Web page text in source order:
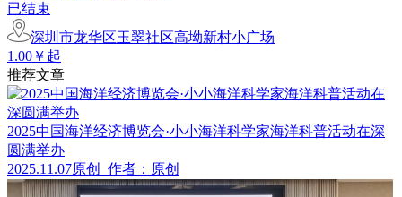
已结束
深圳市龙华区玉翠社区高坳新村小广场
1.00￥起
推荐文章
2025中国海洋经济博览会·小小海洋科学家海洋科普活动在深
圆满举办
2025.11.07原创 作者：原创